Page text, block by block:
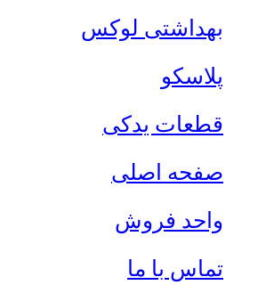
بهداشتی لوکس
پلاسکو
قطعات یدکی
صفحه اصلی
واحد فروش
تماس با ما